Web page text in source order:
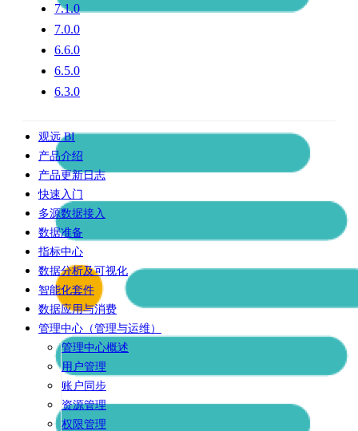
7.1.0
7.0.0
6.6.0
6.5.0
6.3.0
观远 BI
产品介绍
产品更新日志
快速入门
多源数据接入
数据准备
指标中心
数据分析及可视化
智能化套件
数据应用与消费
管理中心（管理与运维）
管理中心概述
用户管理
账户同步
资源管理
权限管理